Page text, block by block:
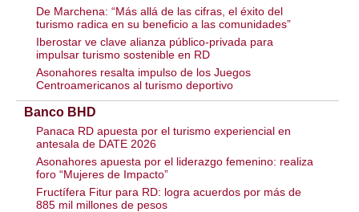
De Marchena: “Más allá de las cifras, el éxito del
turismo radica en su beneficio a las comunidades”
Iberostar ve clave alianza público-privada para
impulsar turismo sostenible en RD
Asonahores resalta impulso de los Juegos
Centroamericanos al turismo deportivo
Banco BHD
Panaca RD apuesta por el turismo experiencial en
antesala de DATE 2026
Asonahores apuesta por el liderazgo femenino: realiza
foro “Mujeres de Impacto”
Fructífera Fitur para RD: logra acuerdos por más de
885 mil millones de pesos